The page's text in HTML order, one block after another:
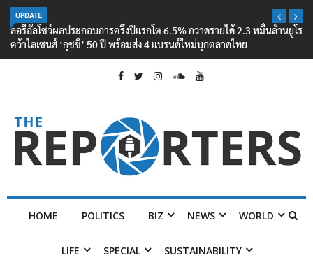
UPDATE
ลอรีอัลโชว์ผลประกอบการครึ่งปีแรกโต 6.5% กวาดรายได้ 2.3 หมื่นล้านยูโร
คว้าไลเซนส์ ‘กุชชี่’ 50 ปี พร้อมส่ง 4 แบรนด์ใหม่บุกตลาดไทย
HOME POLITICS BIZ NEWS WORLD
LIFE SPECIAL SUSTAINABILITY